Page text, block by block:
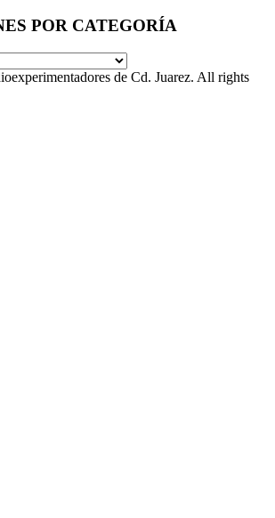
POR CATEGORÍA
de Cd. Juarez. All rights